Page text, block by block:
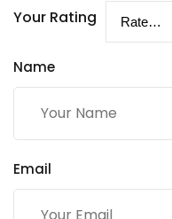
Your Rating
Name
Email